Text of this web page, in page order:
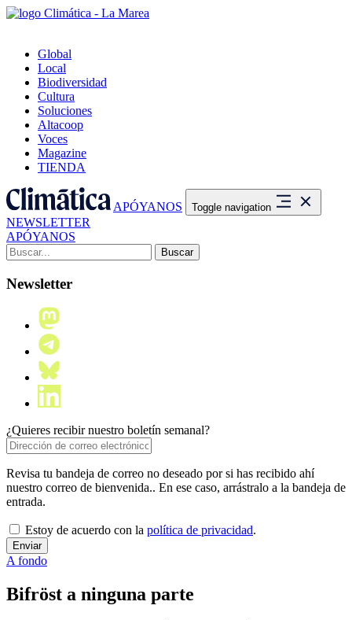
Global
Local
Biodiversidad
Cultura
Soluciones
Altacoop
Voces
Magazine
TIENDA
APÓYANOS Toggle navigation
NEWSLETTER
APÓYANOS
Buscar:
Newsletter
¿Quieres recibir nuestro boletín semanal?
Revisa tu bandeja de correo no deseado por si has recibido ahí
nuestro correo de bienvenida.. En ese caso, arrástralo a la bandeja de
entrada.
Estoy de acuerdo con la política de privacidad.
A fondo
Bifröst a ninguna parte